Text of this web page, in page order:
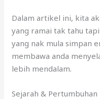
Dalam artikel ini, kita
yang ramai tak tahu
yang nak mula simpan
membawa anda
lebih mendalam.
Sejarah & Pertumbuhan